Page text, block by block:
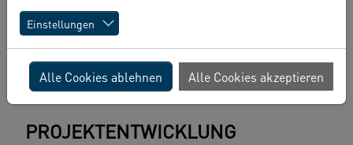
PROJEKTENTWICKLUNG
Einstellungen
Alle Cookies ablehnen Alle Cookies akzeptieren